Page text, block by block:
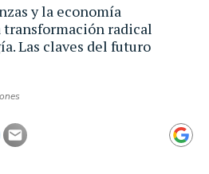
y la economía
radical
Las claves del futuro